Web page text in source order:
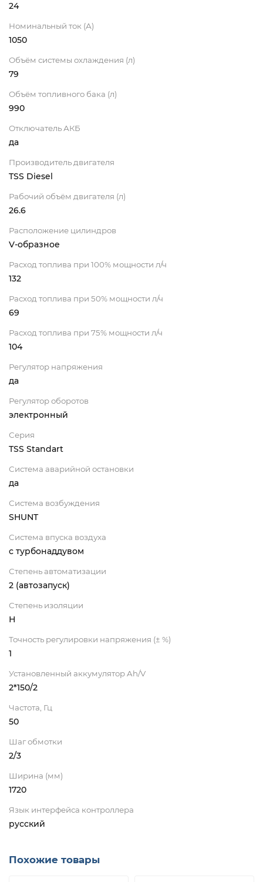
24
Номинальный ток (А)
1050
Объём системы охлаждения (л)
79
Объём топливного бака (л)
990
Отключатель АКБ
да
Производитель двигателя
TSS Diesel
Рабочий объём двигателя (л)
26.6
Расположение цилиндров
V-образное
Расход топлива при 100% мощности л/ч
132
Расход топлива при 50% мощности л/ч
69
Расход топлива при 75% мощности л/ч
104
Регулятор напряжения
да
Регулятор оборотов
электронный
Серия
TSS Standart
Система аварийной остановки
да
Система возбуждения
SHUNT
Система впуска воздуха
с турбонаддувом
Степень автоматизации
2 (автозапуск)
Степень изоляции
Н
Точность регулировки напряжения (± %)
1
Установленный аккумулятор Ah/V
2*150/2
Частота, Гц
50
Шаг обмотки
2/3
Ширина (мм)
1720
Язык интерфейса контроллера
русский
Похожие товары